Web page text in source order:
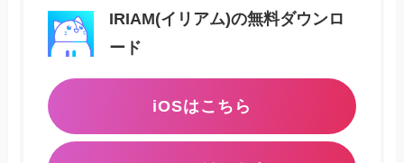
IRIAM(イリアム)の無料ダウンロ
ード
iOSはこちら